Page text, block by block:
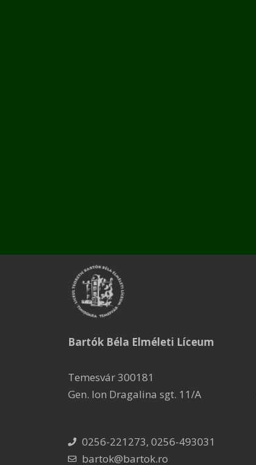
Bartók Béla Elméleti Líceum
Temesvár 300181
Gen. Ion Dragalina sgt. 11/A
0256-221273, 0256-493031
bartok@bartok.ro